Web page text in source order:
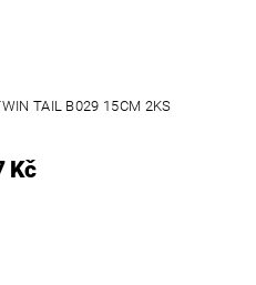
TAIL B029 15CM 2KS
Kč